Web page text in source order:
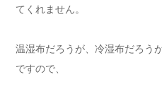
てくれません。
温湿布だろうが、冷湿布だろう
ですので、